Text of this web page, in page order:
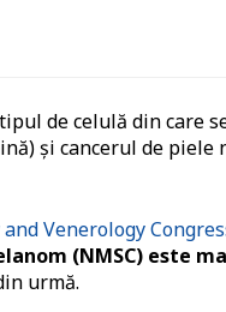
de celulă din care
și cancerul de piele
Venerology
(NMSC) este
urmă.